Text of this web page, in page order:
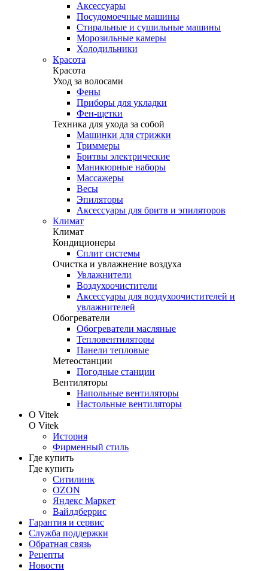
Аксессуары
Посудомоечные машины
Стиральные и сушильные машины
Морозильные камеры
Холодильники
Красота
Красота
Уход за волосами
Фены
Приборы для укладки
Фен-щетки
Техника для ухода за собой
Машинки для стрижки
Триммеры
Бритвы электрические
Маникюрные наборы
Массажеры
Весы
Эпиляторы
Аксессуары для бритв и эпиляторов
Климат
Климат
Кондиционеры
Сплит системы
Очистка и увлажнение воздуха
Увлажнители
Воздухоочистители
Аксессуары для воздухоочистителей и
увлажнителей
Обогреватели
Обогреватели масляные
Тепловентиляторы
Панели тепловые
Метеостанции
Погодные станции
Вентиляторы
Напольные вентиляторы
Настольные вентиляторы
О Vitek
О Vitek
История
Фирменный стиль
Где купить
Где купить
Ситилинк
OZON
Яндекс Маркет
Вайлдберрис
Гарантия и сервис
Служба поддержки
Обратная связь
Рецепты
Новости